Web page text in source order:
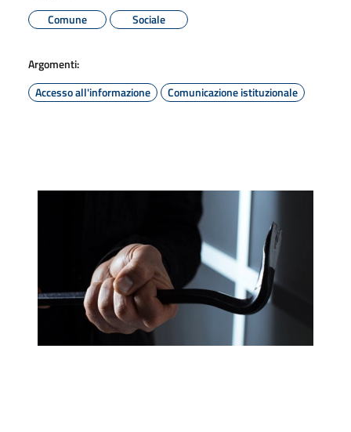
Comune
Sociale
Argomenti:
Accesso all'informazione
Comunicazione istituzionale